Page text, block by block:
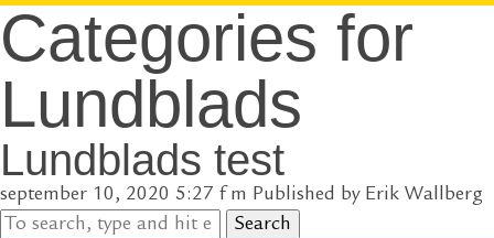
Categories for
Lundblads
Lundblads test
september 10, 2020 5:27 f m Published by Erik Wallberg
Search